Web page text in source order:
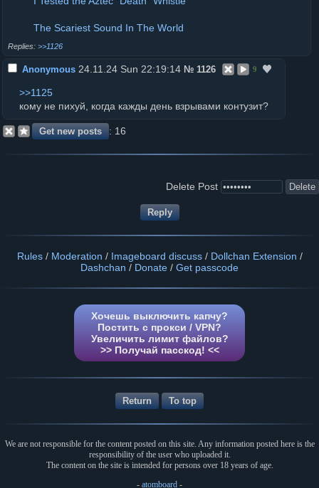
The Scariest Sound In The World
>>1126
Anonymous 24.11.24 Sun 22:19:14 № 1126 9
>>1125
кому не пихуй, когда кажды день взрывами контузит?
15
Delete Post
Rules/ Moderation / Imageboard discuss/ Dollchan Extension /
Dashchan / Donate / Get passcode
Хочешь выключить капчу?
Постить с прокси / VPN?
Увеличить лимит файлов?
>> Получай пасскод! <<
Return To top
We are not responsible for the content posted on this site. Any information posted here is the
responsibility of the user who uploaded it.
The content on the site is intended for persons over 18 years of age.
- atomboard -